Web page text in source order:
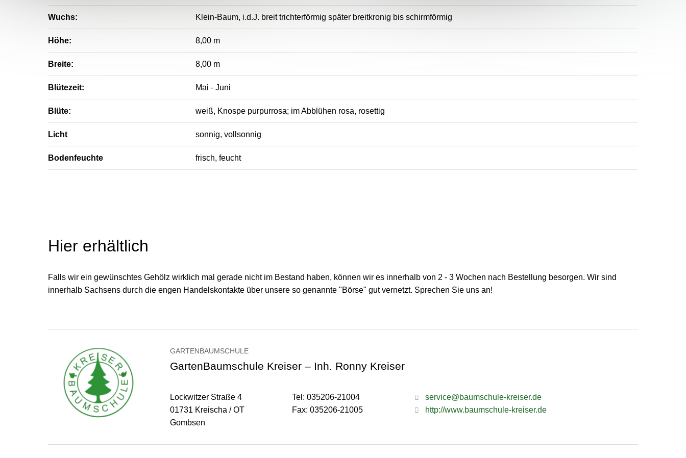
Wuchs: Klein-Baum, i.d.J. breit trichterförmig später breitkronig bis schirmförmig
Höhe: 8,00 m
Breite: 8,00 m
Blütezeit: Mai - Juni
Blüte: weiß, Knospe purpurrosa; im Abblühen rosa, rosettig
Licht sonnig, vollsonnig
Bodenfeuchte frisch, feucht
Hier erhältlich
Falls wir ein gewünschtes Gehölz wirklich mal gerade nicht im Bestand haben, können wir es innerhalb von 2 - 3 Wochen nach Bestellung besorgen. Wir sind
innerhalb Sachsens durch die engen Handelskontakte über unsere so genannte "Börse" gut vernetzt. Sprechen Sie uns an!
GARTENBAUMSCHULE
GartenBaumschule Kreiser – Inh. Ronny Kreiser
Lockwitzer Straße 4
01731 Kreischa / OT
Gombsen
Tel: 035206-21004
Fax: 035206-21005
service@baumschule-kreiser.de
http://www.baumschule-kreiser.de